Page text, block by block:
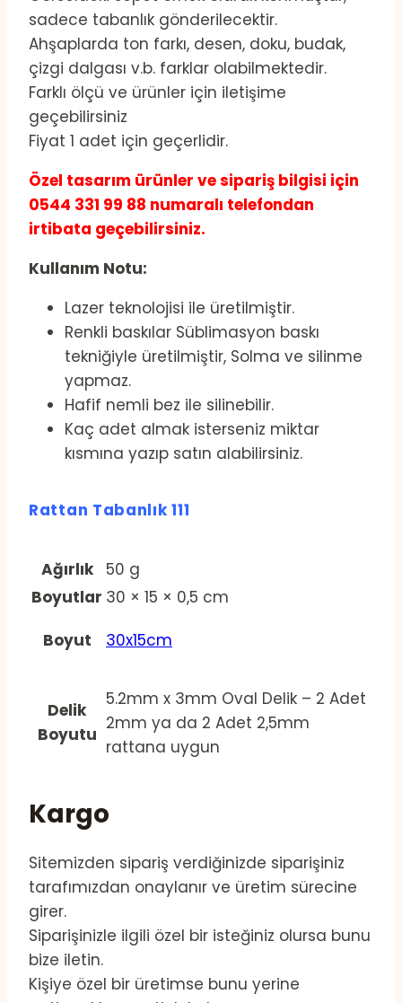
sadece tabanlık gönderilecektir.
Ahşaplarda ton farkı, desen, doku, budak,
çizgi dalgası v.b. farklar olabilmektedir.
Farklı ölçü ve ürünler için iletişime
geçebilirsiniz
Fiyat 1 adet için geçerlidir.
Özel tasarım ürünler ve sipariş bilgisi için
0544 331 99 88 numaralı telefondan
irtibata geçebilirsiniz.
Kullanım Notu:
Lazer teknolojisi ile üretilmiştir.
Renkli baskılar Süblimasyon baskı
tekniğiyle üretilmiştir, Solma ve silinme
yapmaz.
Hafif nemli bez ile silinebilir.
Kaç adet almak isterseniz miktar
kısmına yazıp satın alabilirsiniz.
Rattan Tabanlık 111
Ağırlık
50 g
Boyutlar 30 × 15 × 0,5 cm
Boyut
30x15cm
Delik
Boyutu
5.2mm x 3mm Oval Delik – 2 Adet
2mm ya da 2 Adet 2,5mm
rattana uygun
Kargo
Sitemizden sipariş verdiğinizde siparişiniz
tarafımızdan onaylanır ve üretim sürecine
girer.
Siparişinizle ilgili özel bir isteğiniz olursa bunu
bize iletin.
Kişiye özel bir üretimse bunu yerine